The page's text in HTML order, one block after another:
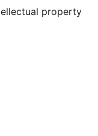
property